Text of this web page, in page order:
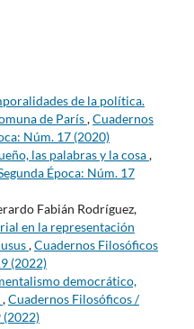
de la política.
de París,Cuadernos
Núm. 17 (2020)
las palabras y la cosa,
Época: Núm. 17
Fabián Rodríguez,
en la representación
,Cuadernos Filosóficos
(2022)
democrático,
,Cuadernos Filosóficos /
(2022)